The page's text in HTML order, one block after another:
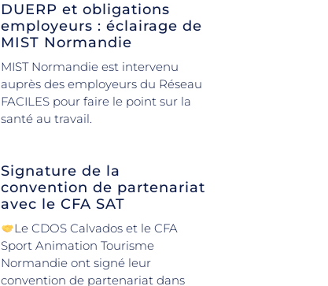
DUERP et obligations
employeurs : éclairage de
MIST Normandie
MIST Normandie est intervenu
auprès des employeurs du Réseau
FACILES pour faire le point sur la
santé au travail.
Signature de la
convention de partenariat
avec le CFA SAT
Le CDOS Calvados et le CFA
Sport Animation Tourisme
Normandie ont signé leur
convention de partenariat dans